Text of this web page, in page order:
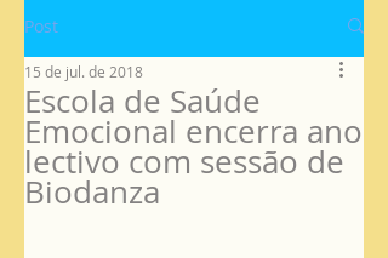
Post
Escola de Saúde
Emocional encerra ano
lectivo com sessão de
Biodanza
15 de jul. de 2018